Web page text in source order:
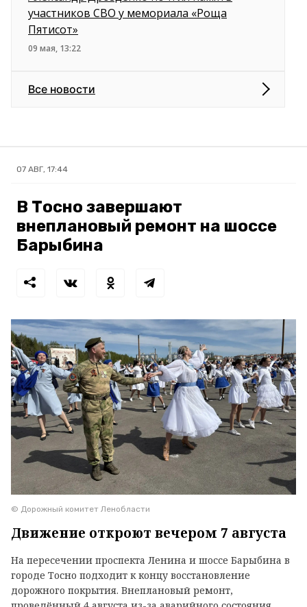
участников СВО у мемориала «Роща
Пятисот»
09 мая, 13:22
Все новости
07 АВГ, 17:44
В Тосно завершают
внеплановый ремонт на шоссе
Барыбина
© Дорожный комитет Ленобласти
Движение откроют вечером 7 августа
На пересечении проспекта Ленина и шоссе Барыбина в
городе Тосно подходит к концу восстановление
дорожного покрытия. Внеплановый ремонт,